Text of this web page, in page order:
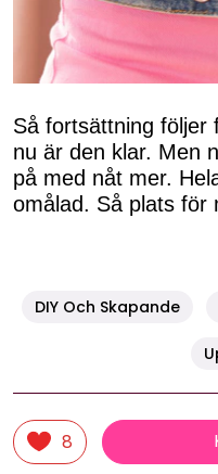
Så fortsättning följer
nu är den klar. Men
på med nåt mer.
omålad. Så plats för
DIY Och Skapande
8